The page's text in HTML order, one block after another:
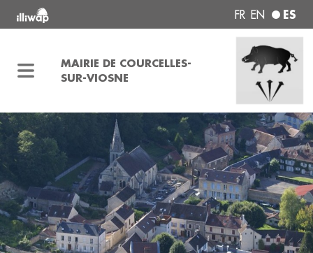
FR EN ES
MAIRIE DE COURCELLES-
SUR-VIOSNE